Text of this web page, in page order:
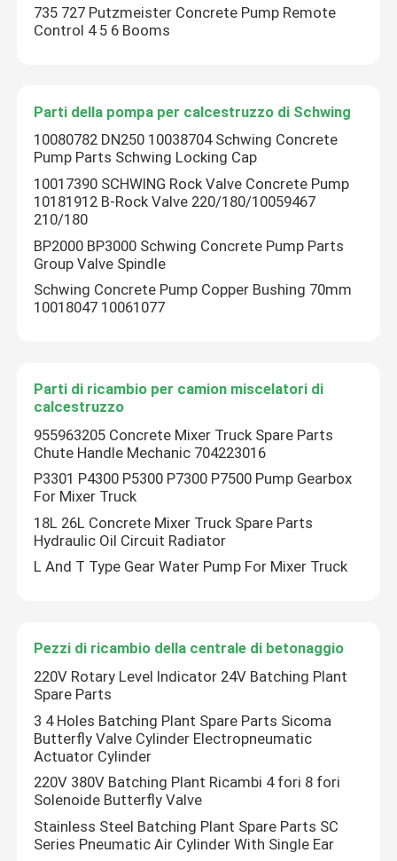
735 727 Putzmeister Concrete Pump Remote
Control 4 5 6 Booms
Parti della pompa per calcestruzzo di Schwing
10080782 DN250 10038704 Schwing Concrete
Pump Parts Schwing Locking Cap
10017390 SCHWING Rock Valve Concrete Pump
10181912 B-Rock Valve 220/180/10059467
210/180
BP2000 BP3000 Schwing Concrete Pump Parts
Group Valve Spindle
Schwing Concrete Pump Copper Bushing 70mm
10018047 10061077
Parti di ricambio per camion miscelatori di
calcestruzzo
955963205 Concrete Mixer Truck Spare Parts
Chute Handle Mechanic 704223016
P3301 P4300 P5300 P7300 P7500 Pump Gearbox
For Mixer Truck
18L 26L Concrete Mixer Truck Spare Parts
Hydraulic Oil Circuit Radiator
L And T Type Gear Water Pump For Mixer Truck
Pezzi di ricambio della centrale di betonaggio
220V Rotary Level Indicator 24V Batching Plant
Spare Parts
3 4 Holes Batching Plant Spare Parts Sicoma
Butterfly Valve Cylinder Electropneumatic
Actuator Cylinder
220V 380V Batching Plant Ricambi 4 fori 8 fori
Solenoide Butterfly Valve
Stainless Steel Batching Plant Spare Parts SC
Series Pneumatic Air Cylinder With Single Ear